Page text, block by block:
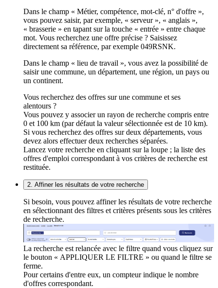
Dans le champ « Métier, compétence, mot-clé, n° d'offre »,
vous pouvez saisir, par exemple, « serveur », « anglais »,
« brasserie » en tapant sur la touche « entrée » entre chaque
mot. Vous recherchez une offre précise ? Saisissez
directement sa référence, par exemple 049RSNK.
Dans le champ « lieu de travail », vous avez la possibilité de
saisir une commune, un département, une région, un pays ou
un continent.
Vous recherchez des offres sur une commune et ses
alentours ?
Vous pouvez y associer un rayon de recherche compris entre
0 et 100 km (par défaut la valeur sélectionnée est de 10 km).
Si vous recherchez des offres sur deux départements, vous
devez alors effectuer deux recherches séparées.
Lancez votre recherche en cliquant sur la loupe ; la liste des
offres d'emploi correspondant à vos critères de recherche est
restituée.
2. Affiner les résultats de votre recherche
Si besoin, vous pouvez affiner les résultats de votre recherche
en sélectionnant des filtres et critères présents sous les critères
de recherche.
La recherche est relancée avec le filtre quand vous cliquez sur
le bouton « APPLIQUER LE FILTRE » ou quand le filtre se
ferme.
Pour certains d'entre eux, un compteur indique le nombre
d'offres correspondant.